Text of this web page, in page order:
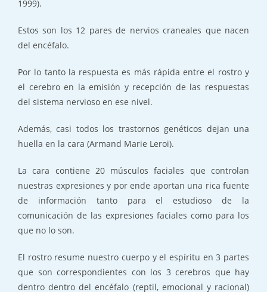
1999).
Estos son los 12 pares de nervios craneales que nacen
del encéfalo.
Por lo tanto la respuesta es más rápida entre el rostro y
el cerebro en la emisión y recepción de las respuestas
del sistema nervioso en ese nivel.
Además, casi todos los trastornos genéticos dejan una
huella en la cara (Armand Marie Leroi).
La cara contiene 20 músculos faciales que controlan
nuestras expresiones y por ende aportan una rica fuente
de información tanto para el estudioso de la
comunicación de las expresiones faciales como para los
que no lo son.
El rostro resume nuestro cuerpo y el espíritu en 3 partes
que son correspondientes con los 3 cerebros que hay
dentro dentro del encéfalo (reptil, emocional y racional)